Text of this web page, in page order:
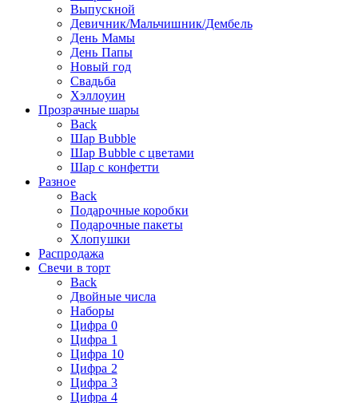
Выпускной
Девичник/Мальчишник/Дембель
День Мамы
День Папы
Новый год
Свадьба
Хэллоуин
Прозрачные шары
Back
Шар Bubble
Шар Bubble с цветами
Шар с конфетти
Разное
Back
Подарочные коробки
Подарочные пакеты
Хлопушки
Распродажа
Свечи в торт
Back
Двойные числа
Наборы
Цифра 0
Цифра 1
Цифра 10
Цифра 2
Цифра 3
Цифра 4